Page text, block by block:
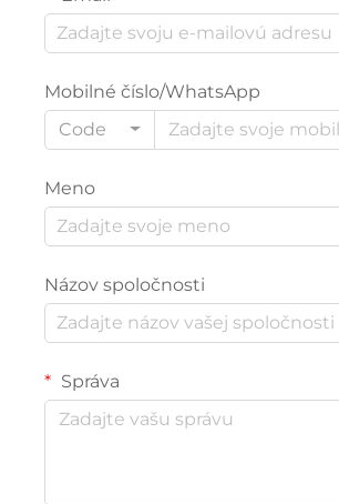
Mobilné číslo/WhatsApp
Code
Meno
Názov spoločnosti
Správa